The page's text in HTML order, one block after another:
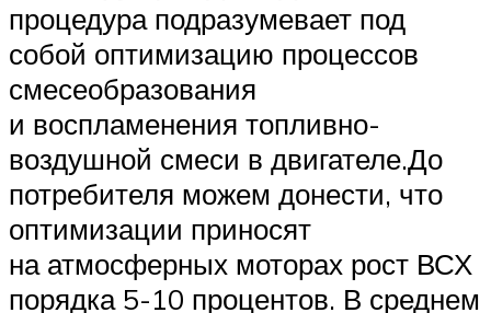
процедура подразумевает под
собой оптимизацию процессов
смесеобразования
и воспламенения топливно-
воздушной смеси в двигателе.До
потребителя можем донести, что
оптимизации приносят
на атмосферных моторах рост ВСХ
порядка 5-10 процентов. В среднем